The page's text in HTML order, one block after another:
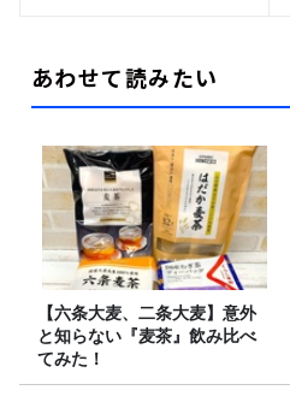
あわせて読みたい
【六条大麦、二条大麦】意外
と知らない『麦茶』飲み比べ
てみた！